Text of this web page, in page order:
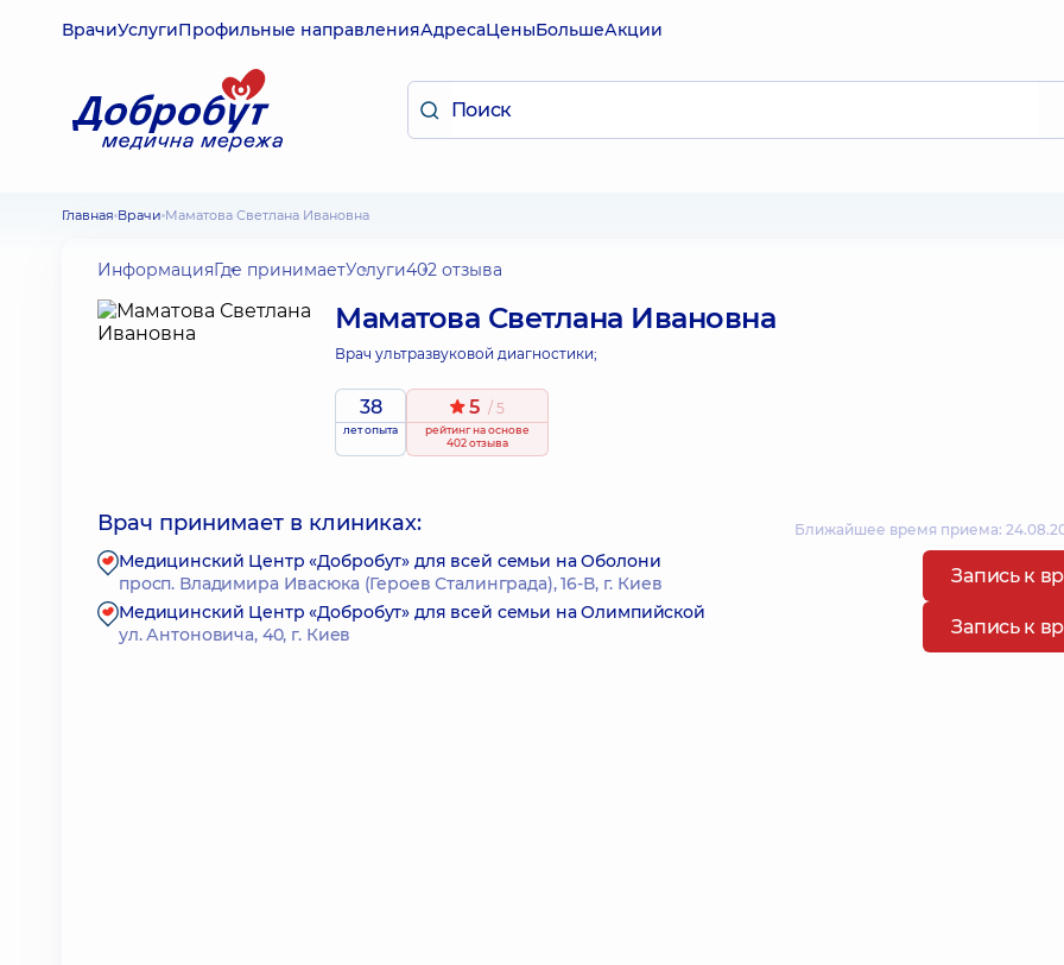
ВрачиУслугиПрофильные направленияАдресаЦеныБольшеАкции
Главная Врачи Маматова Светлана Ивановна
ИнформацияГде принимаетУслуги402 отзыва
Маматова Светлана Ивановна
Врач ультразвуковой диагностики;
38
лет опыта
5 / 5
рейтингна основе
402 отзыва
Врач принимает в клиниках: Ближайшее время приема:
Медицинский Центр «Добробут» для всей семьи на Оболони
просп. Владимира Ивасюка (Героев Сталинграда), 16-В, г. Киев
Запись к
Медицинский Центр «Добробут» для всей семьи на Олимпийской
ул. Антоновича, 40, г. Киев
Запись к